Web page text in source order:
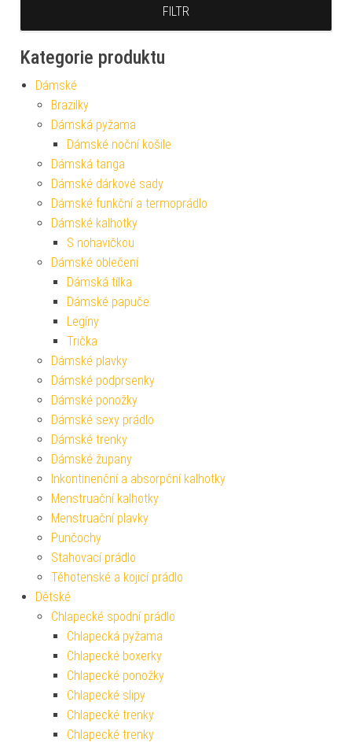
FILTR
Kategorie produktu
Dámské
Brazilky
Dámská pyžama
Dámské noční košile
Dámská tanga
Dámské dárkové sady
Dámské funkční a termoprádlo
Dámské kalhotky
S nohavičkou
Dámské oblečení
Dámská tílka
Dámské papuče
Legíny
Trička
Dámské plavky
Dámské podprsenky
Dámské ponožky
Dámské sexy prádlo
Dámské trenky
Dámské župany
Inkontinenční a absorpční kalhotky
Menstruační kalhotky
Menstruační plavky
Punčochy
Stahovací prádlo
Těhotenské a kojicí prádlo
Dětské
Chlapecké spodní prádlo
Chlapecká pyžama
Chlapecké boxerky
Chlapecké ponožky
Chlapecké slipy
Chlapecké trenky
Chlapecké trenky